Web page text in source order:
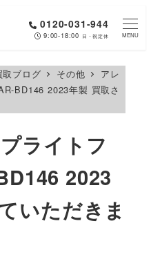
0120-031-944
9:00-18:00 日・祝定休 MENU
取ブログ その他
アレ
BD146 2023年製 買取さ
ライトフ
2023
いただきま